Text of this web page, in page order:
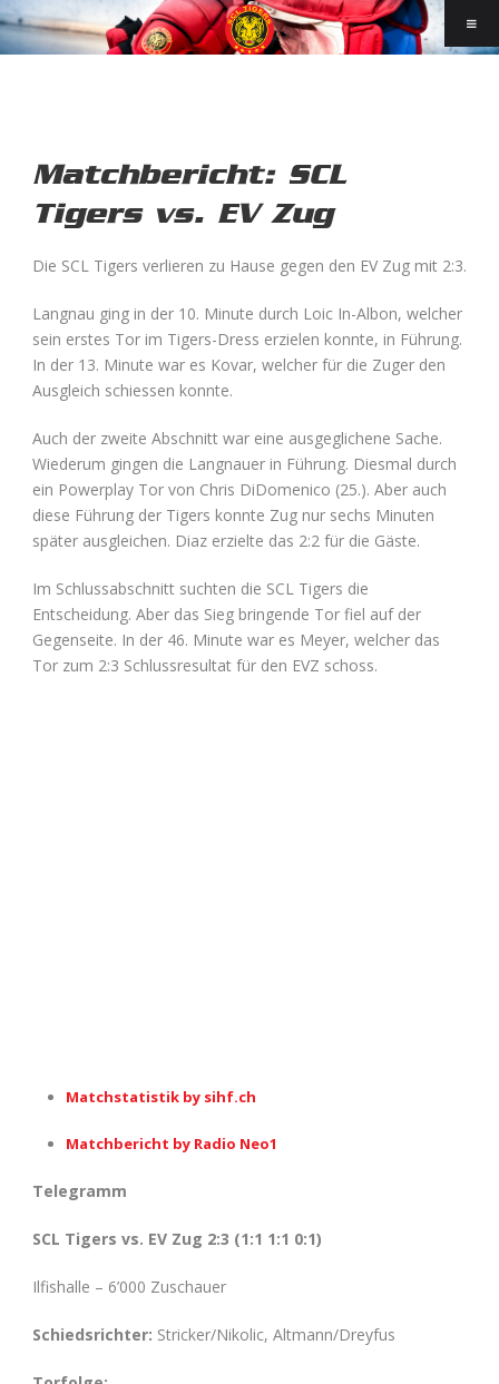
Matchbericht: SCL
Tigers vs. EV Zug
Die SCL Tigers verlieren zu Hause gegen den EV Zug mit 2:3.
Langnau ging in der 10. Minute durch Loic In-Albon, welcher
sein erstes Tor im Tigers-Dress erzielen konnte, in Führung.
In der 13. Minute war es Kovar, welcher für die Zuger den
Ausgleich schiessen konnte.
Auch der zweite Abschnitt war eine ausgeglichene Sache.
Wiederum gingen die Langnauer in Führung. Diesmal durch
ein Powerplay Tor von Chris DiDomenico (25.). Aber auch
diese Führung der Tigers konnte Zug nur sechs Minuten
später ausgleichen. Diaz erzielte das 2:2 für die Gäste.
Im Schlussabschnitt suchten die SCL Tigers die
Entscheidung. Aber das Sieg bringende Tor fiel auf der
Gegenseite. In der 46. Minute war es Meyer, welcher das
Tor zum 2:3 Schlussresultat für den EVZ schoss.
Matchstatistik by sihf.ch
Matchbericht by Radio Neo1
Telegramm
SCL Tigers vs. EV Zug 2:3 (1:1 1:1 0:1)
Ilfishalle – 6’000 Zuschauer
Schiedsrichter: Stricker/Nikolic, Altmann/Dreyfus